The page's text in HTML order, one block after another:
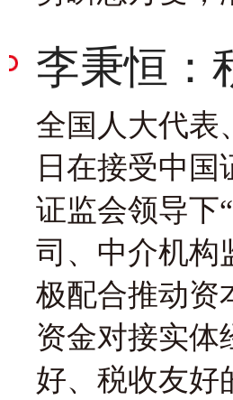
李秉恒：
全国人大代表
日在接受中
证监会领导下
司、中介机构
极配合推动资
资金对接实体
好、税收友好